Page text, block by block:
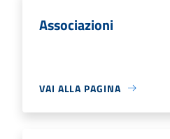
Associazioni
VAI ALLA PAGINA